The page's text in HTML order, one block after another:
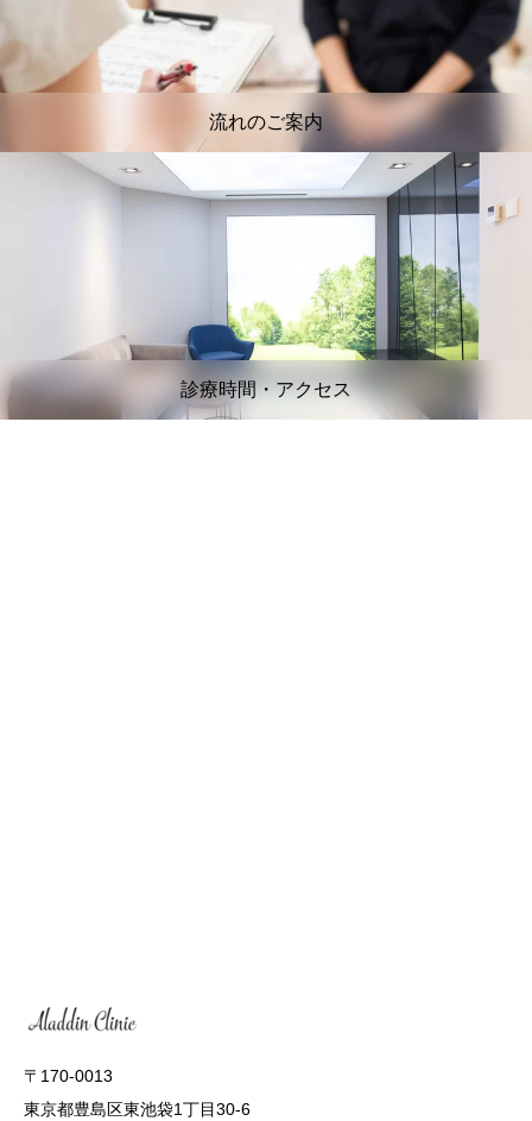
流れのご案内
診療時間・アクセス
〒170-0013
東京都豊島区東池袋1丁目30-6